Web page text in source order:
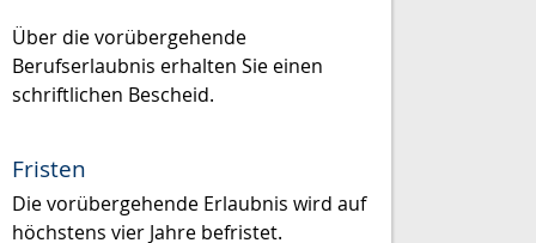
Über die vorübergehende
Berufserlaubnis erhalten Sie einen
schriftlichen Bescheid.
Fristen
Die vorübergehende Erlaubnis wird auf
höchstens vier Jahre befristet.